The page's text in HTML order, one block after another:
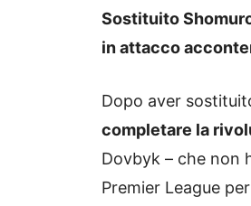
Sostituito
in attacco
Dopo aver
completare la
Dovbyk – che non
Premier League